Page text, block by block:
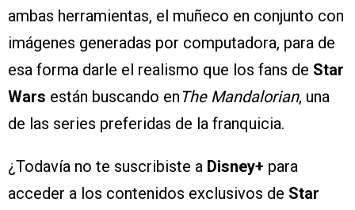
ambas herramientas, el muñeco en conjunto con
imágenes generadas por computadora, para de
esa forma darle el realismo que los fans de Star
Wars están buscando enThe Mandalorian, una
de las series preferidas de la franquicia.
¿Todavía no te suscribiste a Disney+ para
acceder a los contenidos exclusivos de Star